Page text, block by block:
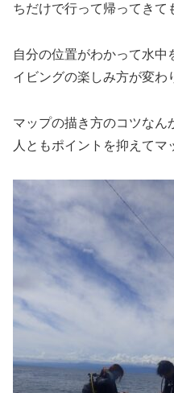
ちだけで行って帰ってきて
自分の位置がわかって水
イビングの楽しみ方が変
マップの描き方のコツなん
人ともポイントを抑えて